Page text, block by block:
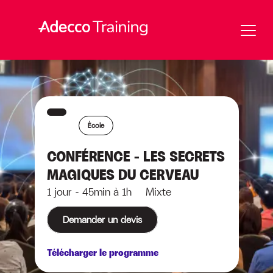
École
CONFÉRENCE – LES SECRETS
MAGIQUES DU CERVEAU
1 jour - 45min à 1h Mixte
Demander un devis
Télécharger le programme